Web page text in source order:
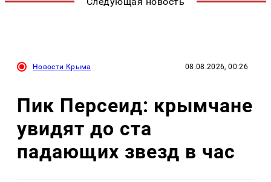
Новости Крыма 08.08.2026, 00:26
Пик Персеид: крымчане
увидят до ста
падающих звезд в час